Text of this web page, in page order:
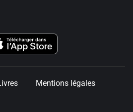
Mentions légales